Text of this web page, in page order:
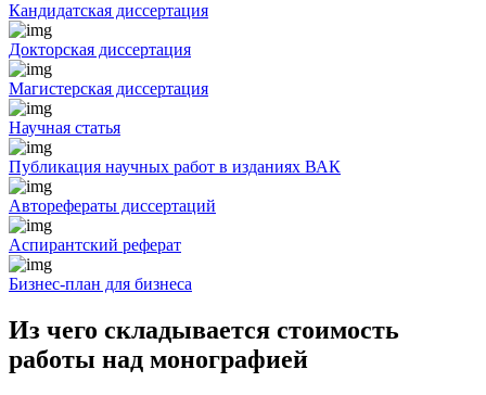
Кандидатская диссертация
Докторская диссертация
Магистерская диссертация
Научная статья
Публикация научных работ в изданиях ВАК
Авторефераты диссертаций
Аспирантский реферат
Бизнес-план для бизнеса
Из чего складывается стоимость
работы над монографией